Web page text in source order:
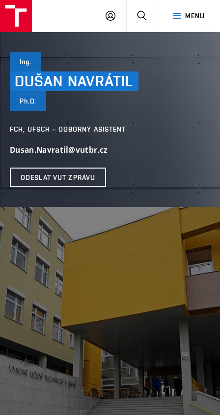
MENU
PŘIHLÁSIT
Ing.
DUŠAN NAVRÁTIL
Ph.D.
FCH, ÚFSCH – ODBORNÝ ASISTENT
Dusan.Navratil@vutbr.cz
ODESLAT VUT ZPRÁVU